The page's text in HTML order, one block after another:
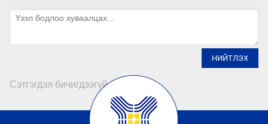
НИЙТЛЭХ
Сэтгэгдэл бичигдээгүй байна